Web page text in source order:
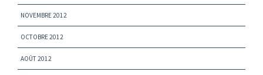
NOVEMBRE 2012
OCTOBRE 2012
AOÛT 2012